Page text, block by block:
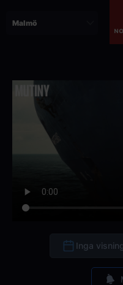
Inga